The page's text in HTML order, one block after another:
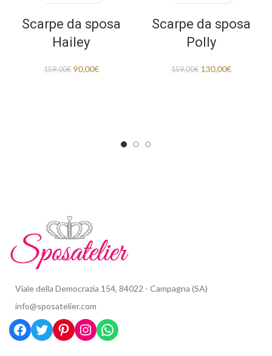
Scarpe da sposa
Hailey
159,00€ 90,00€
Scarpe da sposa
Polly
159,00€ 130,00€
Viale della Democrazia 154, 84022 - Campagna (SA)
info@sposatelier.com